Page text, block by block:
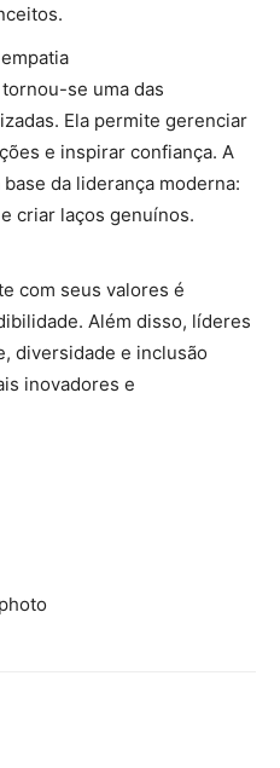
se uma das
Ela permite gerenciar
e inspirar confiança. A
da liderança moderna:
criar laços genuínos.
com seus valores é
Além disso, líderes
diversidade e inclusão
inovadores e